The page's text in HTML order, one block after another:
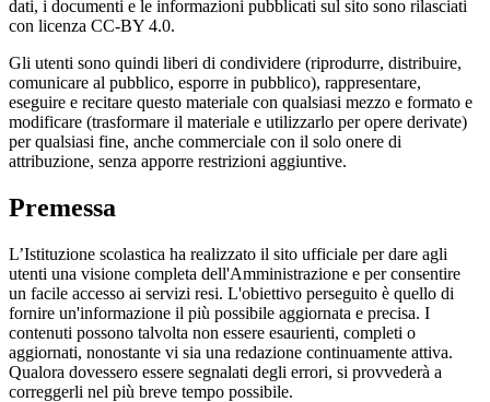
dati, i documenti e le informazioni pubblicati sul sito sono rilasciati
con licenza CC-BY 4.0.
Gli utenti sono quindi liberi di condividere (riprodurre, distribuire,
comunicare al pubblico, esporre in pubblico), rappresentare,
eseguire e recitare questo materiale con qualsiasi mezzo e formato e
modificare (trasformare il materiale e utilizzarlo per opere derivate)
per qualsiasi fine, anche commerciale con il solo onere di
attribuzione, senza apporre restrizioni aggiuntive.
Premessa
L’Istituzione scolastica ha realizzato il sito ufficiale per dare agli
utenti una visione completa dell'Amministrazione e per consentire
un facile accesso ai servizi resi. L'obiettivo perseguito è quello di
fornire un'informazione il più possibile aggiornata e precisa. I
contenuti possono talvolta non essere esaurienti, completi o
aggiornati, nonostante vi sia una redazione continuamente attiva.
Qualora dovessero essere segnalati degli errori, si provvederà a
correggerli nel più breve tempo possibile.